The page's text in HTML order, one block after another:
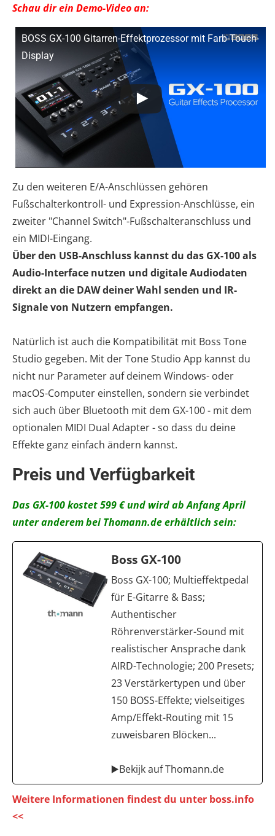
Schau dir ein Demo-Video an:
BOSS GX-100 Gitarren-Effektprozessor mit Farb-Touch-
Display
Zu den weiteren E/A-Anschlüssen gehören
Fußschalterkontroll- und Expression-Anschlüsse, ein
zweiter "Channel Switch"-Fußschalteranschluss und
ein MIDI-Eingang.
Über den USB-Anschluss kannst du das GX-100 als
Audio-Interface nutzen und digitale Audiodaten
direkt an die DAW deiner Wahl senden und IR-
Signale von Nutzern empfangen.
Natürlich ist auch die Kompatibilität mit Boss Tone
Studio gegeben. Mit der Tone Studio App kannst du
nicht nur Parameter auf deinem Windows- oder
macOS-Computer einstellen, sondern sie verbindet
sich auch über Bluetooth mit dem GX-100 - mit dem
optionalen MIDI Dual Adapter - so dass du deine
Effekte ganz einfach ändern kannst.
Preis und Verfügbarkeit
Das GX-100 kostet 599 € und wird ab Anfang April
unter anderem bei Thomann.de erhältlich sein:
Boss GX-100
Boss GX-100; Multieffektpedal
für E-Gitarre & Bass;
Authentischer
Röhrenverstärker-Sound mit
realistischer Ansprache dank
AIRD-Technologie; 200 Presets;
23 Verstärkertypen und über
150 BOSS-Effekte; vielseitiges
Amp/Effekt-Routing mit 15
zuweisbaren Blöcken...
▶️Bekijk auf Thomann.de
Weitere Informationen findest du unter boss.info
<<